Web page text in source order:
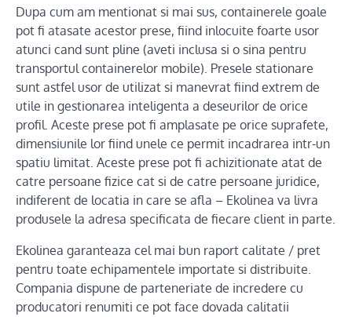
Dupa cum am mentionat si mai sus, containerele goale
pot fi atasate acestor prese, fiind inlocuite foarte usor
atunci cand sunt pline (aveti inclusa si o sina pentru
transportul containerelor mobile). Presele stationare
sunt astfel usor de utilizat si manevrat fiind extrem de
utile in gestionarea inteligenta a deseurilor de orice
profil. Aceste prese pot fi amplasate pe orice suprafete,
dimensiunile lor fiind unele ce permit incadrarea intr-un
spatiu limitat. Aceste prese pot fi achizitionate atat de
catre persoane fizice cat si de catre persoane juridice,
indiferent de locatia in care se afla – Ekolinea va livra
produsele la adresa specificata de fiecare client in parte.
Ekolinea garanteaza cel mai bun raport calitate / pret
pentru toate echipamentele importate si distribuite.
Compania dispune de parteneriate de incredere cu
producatori renumiti ce pot face dovada calitatii